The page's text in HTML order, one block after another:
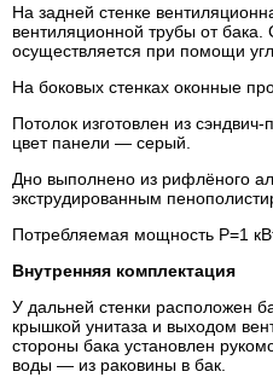
На задней стенке
вентиляционной трубы от
осуществляется при помощи
На боковых стенках оконные
Потолок изготовлен из
цвет панели — серый.
Дно выполнено из рифлёного
экструдированным
Потребляемая мощность Р=1
Внутренняя комплектация
У дальней стенки расположен
крышкой унитаза и выходом
стороны бака установлен
воды — из раковины в бак.